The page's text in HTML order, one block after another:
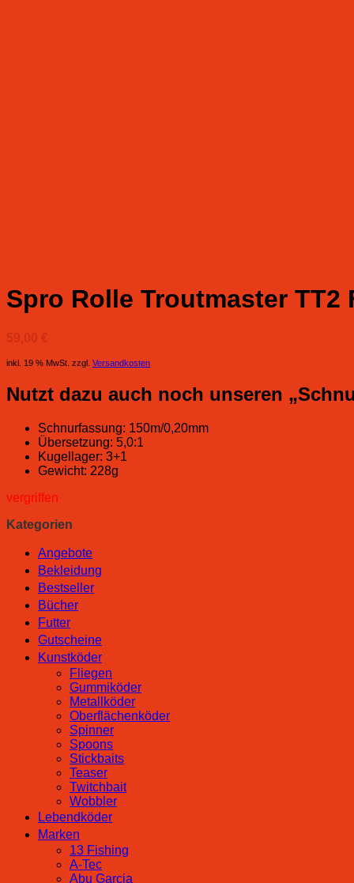
Spro Rolle Troutmaster TT2
59,00 €
inkl. 19 % MwSt. zzgl. Versandkosten
Nutzt dazu auch noch unseren
Schnurfassung: 150m/0,20mm
Übersetzung: 5,0:1
Kugellager: 3+1
Gewicht: 228g
vergriffen
Kategorien
Angebote
Bekleidung
Bestseller
Bücher
Futter
Gutscheine
Kunstköder
Fliegen
Gummiköder
Metallköder
Oberflächenköder
Spinner
Spoons
Stickbaits
Teaser
Twitchbait
Wobbler
Lebendköder
Marken
13 Fishing
A-Tec
Abu Garcia